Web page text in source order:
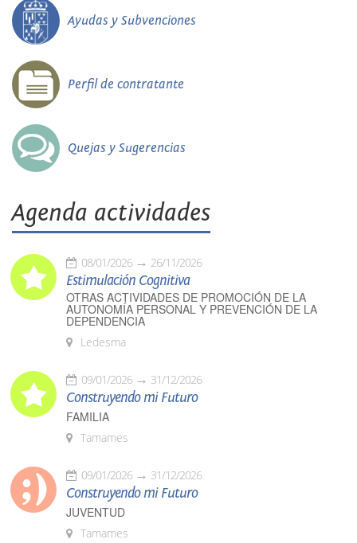
Ayudas y Subvenciones
Perfil de contratante
Quejas y Sugerencias
Agenda actividades
08/01/2026 26/11/2026
Estimulación Cognitiva
OTRAS ACTIVIDADES DE PROMOCIÓN DE LA
AUTONOMÍA PERSONAL Y PREVENCIÓN DE LA
DEPENDENCIA
Ledesma
09/01/2026 31/12/2026
Construyendo mi Futuro
FAMILIA
Tamames
09/01/2026 31/12/2026
Construyendo mi Futuro
JUVENTUD
Tamames